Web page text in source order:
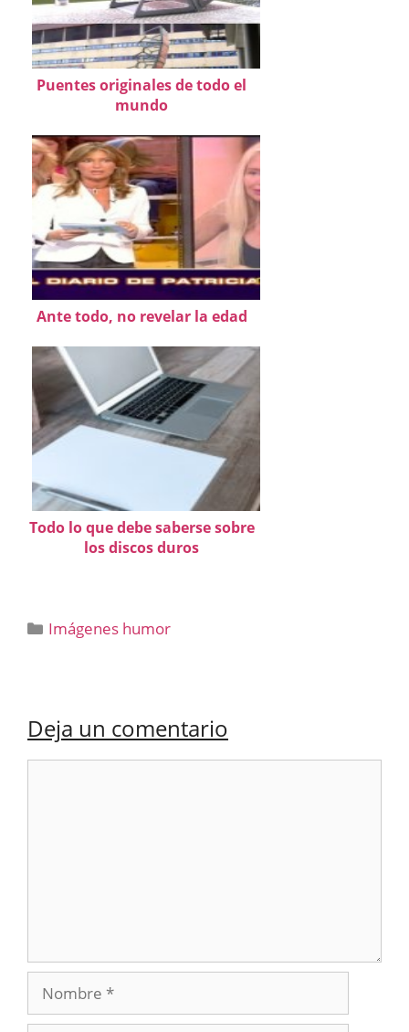
Puentes originales de todo el
mundo
Ante todo, no revelar la edad
Todo lo que debe saberse sobre
los discos duros
Categorías
Imágenes humor
Deja un comentario
Nombre